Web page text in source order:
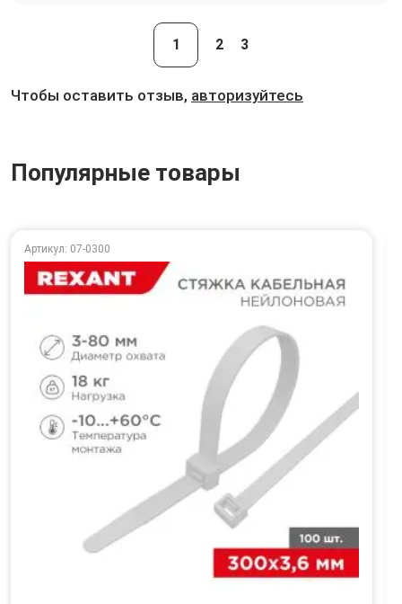
1 2 3
Чтобы оставить отзыв, авторизуйтесь
Популярные товары
Артикул: 07-0300